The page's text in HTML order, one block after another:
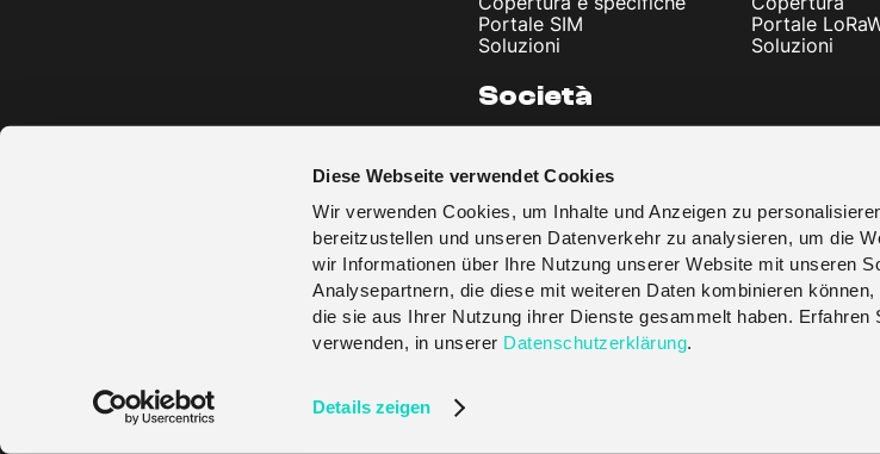
Diese Webseite verwendet Cookies
Wir verwenden Cookies, um Inhalte und Anzeigen zu
bereitzustellen und unseren Datenverkehr zu analysieren, um die
wir Informationen über Ihre Nutzung unserer Website mit unseren
Analysepartnern, die diese mit weiteren Daten kombinieren
die sie aus Ihrer Nutzung ihrer Dienste gesammelt haben. Erfahren
verwenden, in unserer Datenschutzerklärung.
Details zeigen
Portale SIM
Soluzioni
Portale
Soluzioni
Società
Note Legali
Privacy
Termini & Condizioni
© melita.io 2026